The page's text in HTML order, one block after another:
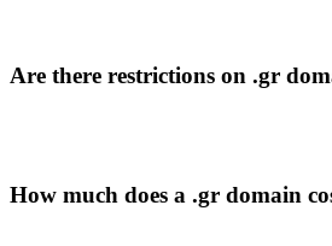
Are there restrictions on .gr
How much does a .gr domain